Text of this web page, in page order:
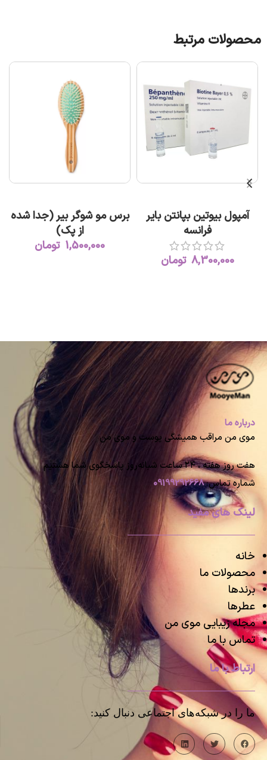
محصولات مرتبط
آمپول بیوتین بپانتن بایر
فرانسه
8,300,000 تومان
برس مو شوگر بیر (جدا شده
از پک)
1,500,000 تومان
درباره ما
موی من مراقب همیشگی پوست و موی من
هفت روز هفته ، ۲۴ ساعت شبانه‌روز پاسخگوی شما هستیم
شماره تماس:09199292668
لینک های مفید
خانه
محصولات ما
برندها
عطرها
مجله زیبایی موی من
تماس با ما
ارتباط با ما
ما را در شبکه‌های اجتماعی دنبال کنید: